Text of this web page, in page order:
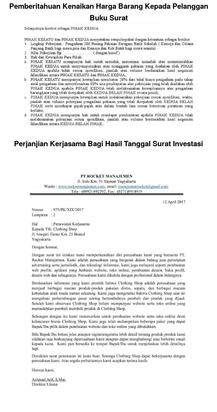
Pemberitahuan Kenaikan Harga Barang Kepada Pelanggan
Buku Surat
Perjanjian Kerjasama Bagi Hasil Tanggal Surat Investasi